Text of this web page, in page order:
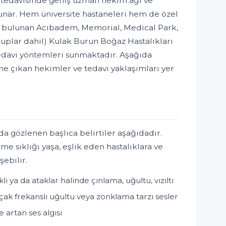
Hem üniversite hastaneleri hem de özel
Acıbadem, Memorial, Medical Park,
dahil) Kulak Burun Boğaz Hastalıkları
yöntemleri sunmaktadır. Aşağıda
çıkan hekimler ve tedavi yaklaşımları yer
gözlenen başlıca belirtiler aşağıdadır.
sıklığı yaşa, eşlik eden hastalıklara ve
ya da ataklar halinde çınlama, uğultu, vızıltı
frekanslı uğultu veya zonklama tarzı sesler
ses algısı